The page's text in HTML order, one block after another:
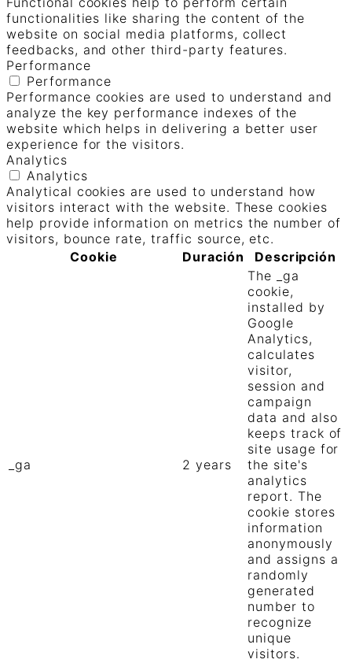
functionalities like sharing the content of the
website on social media platforms, collect
feedbacks, and other third-party features.
Performance
Performance
Performance cookies are used to understand and
analyze the key performance indexes of the
website which helps in delivering a better user
experience for the visitors.
Analytics
Analytics
Analytical cookies are used to understand how
visitors interact with the website. These cookies
help provide information on metrics the number of
visitors, bounce rate, traffic source, etc.
Cookie
Duración Descripción
_ga 2 years
The _ga
cookie,
installed by
Google
Analytics,
calculates
visitor,
session and
campaign
data and also
keeps track of
site usage for
the site's
analytics
report. The
cookie stores
information
anonymously
and assigns a
randomly
generated
number to
recognize
unique
visitors.